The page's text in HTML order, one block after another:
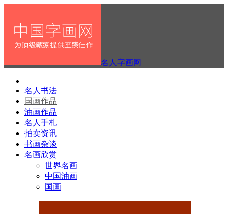
名人字画网
名人书法
国画作品
油画作品
名人手札
拍卖资讯
书画杂谈
名画欣赏
世界名画
中国油画
国画